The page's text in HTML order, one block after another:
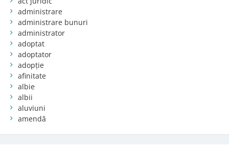
administrare
administrare bunuri
administrator
adoptat
adoptator
adopție
afinitate
albie
albii
aluviuni
amendă